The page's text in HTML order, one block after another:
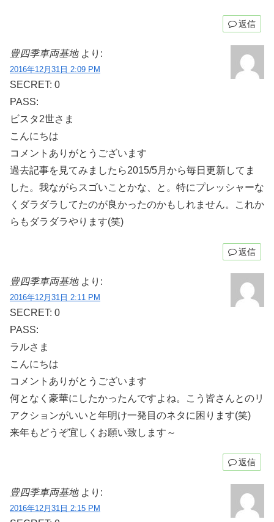
返信
豊四季車両基地 より:
2016年12月31日 2:09 PM
SECRET: 0
PASS:
ビスタ2世さま
こんにちは
コメントありがとうございます
過去記事を見てみましたら2015/5月から毎日更新してま
した。我ながらスゴいことかな、と。特にプレッシャーな
くダラダラしてたのが良かったのかもしれません。これか
らもダラダラやります(笑)
返信
豊四季車両基地 より:
2016年12月31日 2:11 PM
SECRET: 0
PASS:
ラルさま
こんにちは
コメントありがとうございます
何となく豪華にしたかったんですよね。こう皆さんとのリ
アクションがいいと年明け一発目のネタに困ります(笑)
来年もどうぞ宜しくお願い致します～
返信
豊四季車両基地 より:
2016年12月31日 2:15 PM